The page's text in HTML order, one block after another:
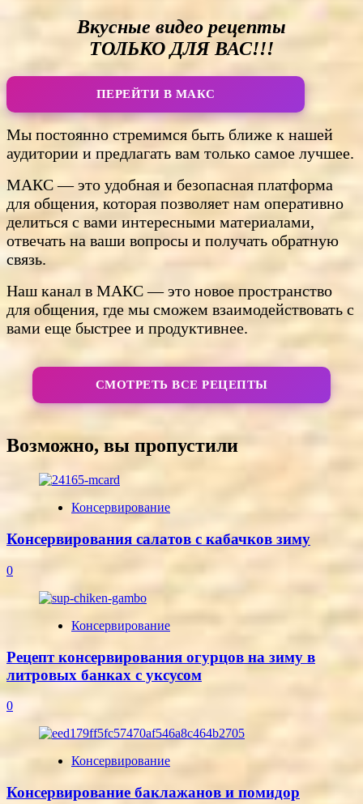
Вкусные видео рецепты
ТОЛЬКО ДЛЯ ВАС!!!
ПЕРЕЙТИ В МАКС
Мы постоянно стремимся быть ближе к нашей
аудитории и предлагать вам только самое лучшее.
МАКС — это удобная и безопасная платформа
для общения, которая позволяет нам оперативно
делиться с вами интересными материалами,
отвечать на ваши вопросы и получать обратную
связь.
Наш канал в МАКС — это новое пространство
для общения, где мы сможем взаимодействовать с
вами еще быстрее и продуктивнее.
СМОТРЕТЬ ВСЕ РЕЦЕПТЫ
Возможно, вы пропустили
Консервирование
Консервирования салатов с кабачков зиму
0
Консервирование
Рецепт консервирования огурцов на зиму в
литровых банках с уксусом
0
Консервирование
Консервирование баклажанов и помидор